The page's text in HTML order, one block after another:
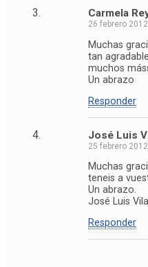
Carmela
26 febrero 2012
Muchas
tan
muchos
Un abrazo
Responder
José Luis
25 febrero 2012
Muchas
teneis a
Un abrazo.
José Luis
Responder